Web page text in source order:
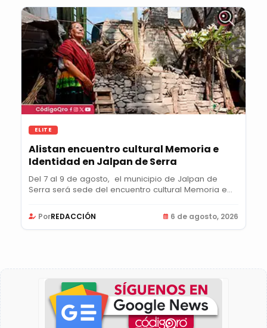
ELITE
Alistan encuentro cultural Memoria e
Identidad en Jalpan de Serra
Del 7 al 9 de agosto, el municipio de Jalpan de
Serra será sede del encuentro cultural Memoria e...
PorREDACCIÓN 6 de agosto, 2026